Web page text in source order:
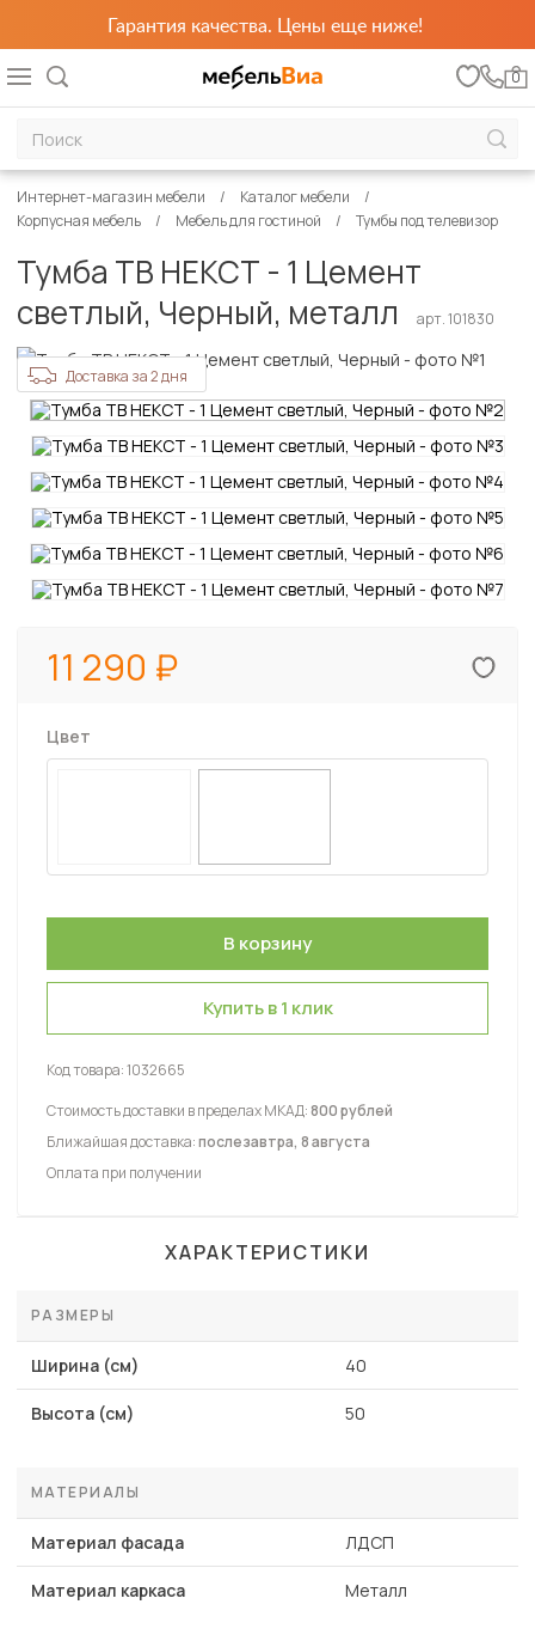
Гарантия качества. Цены еще ниже!
0
Интернет-магазин мебели
Каталог мебели
Корпусная мебель
Мебель для гостиной Тумбы под телевизор
Тумба ТВ НЕКСТ - 1 Цемент
светлый, Черный, металл
арт. 101830
Доставка за 2 дня
11 290
Цвет
Купить в 1 клик
Код товара:1032665
Стоимость доставки в пределах МКАД:800 рублей
Ближайшая доставка:послезавтра, 8 августа
Оплата при получении
ХАРАКТЕРИСТИКИ
РАЗМЕРЫ
Ширина (см) 40
Высота (см) 50
МАТЕРИАЛЫ
Материал фасада ЛДСП
Материал каркаса Металл